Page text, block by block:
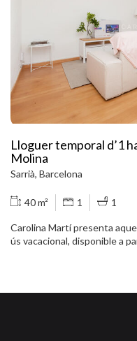
Lloguer temporal d’1
Molina
Sarrià, Barcelona
40 m² 1 1
Carolina Martí presenta
ús vacacional, disponible a
destaca per la seva
comunicades de la ciutat.
costat de Plaça la Torre,